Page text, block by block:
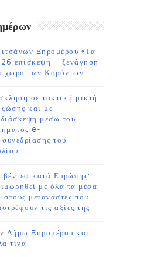
Ξηρομέρου «Τα
επίσκεψη – ξενάγηση
χώρο των Κορόντων
σε τακτική μικτή
ζώσης και με
μέσω του
e-
του
κατά Ευρώπης:
με όλα τα μέσα,
στους μετανάστες που
τις αξίες της
Δήμω Ξηρομέρου και
τινα